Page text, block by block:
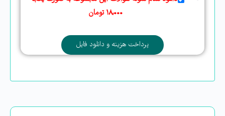
۱۸,۰۰۰ تومان
پرداخت هزینه و دانلود فایل